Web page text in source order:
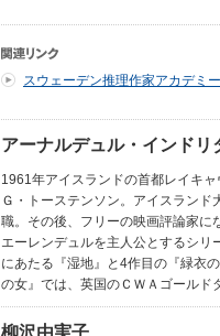
スウェーデン推理作家アカデミ
アーナルデュル・インドリ
1961年アイスランドの首都レイキ
Ｇ・トーステンソン。アイスラン
職。その後、フリーの映画評論家に
エーレンデュルを主人公とするシリ
にあたる『湿地』と4作目の『緑衣
の女』では、英国のＣＷＡゴールド
柳沢由実子